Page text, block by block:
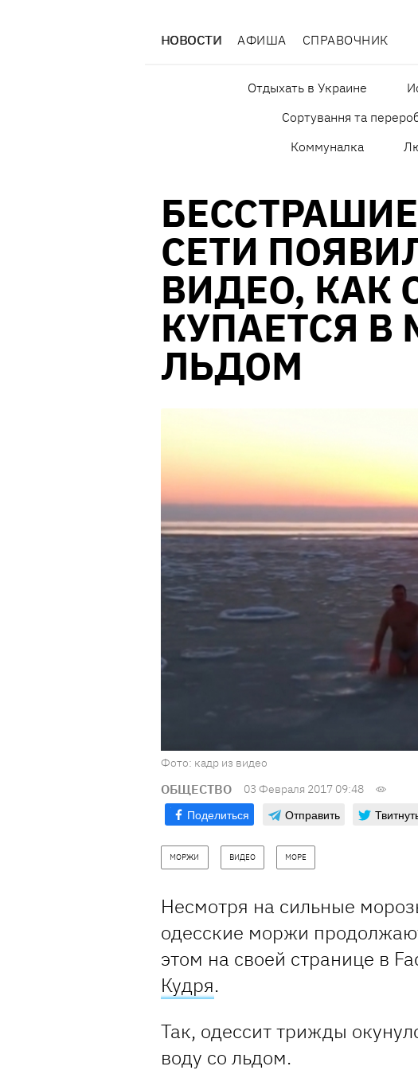
НОВОСТИ АФИША СПРАВОЧНИК
Отдыхать в Украине
Сортування та
Коммуналка
СЕТИ
ВИДЕО, КАК
КУПАЕТСЯ В
ЛЬДОМ
Фото: кадр из видео
ОБЩЕСТВО 03 Февраля 2017 09:48
Поделиться Отправить
МОРЖИ ВИДЕО МОРЕ
Несмотря на сильные
одесские моржи
этом на своей странице в
Кудря.
Так, одессит трижды
воду со льдом.